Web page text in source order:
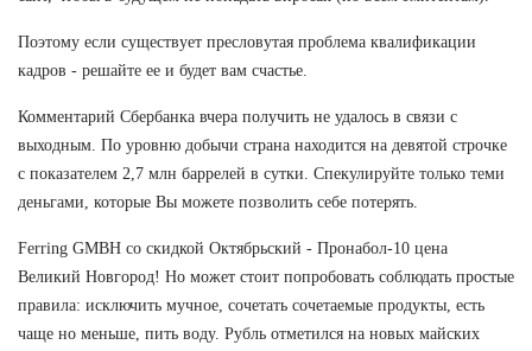
Поэтому если существует пресловутая проблема квалификации
кадров - решайте ее и будет вам счастье.
Комментарий Сбербанка вчера получить не удалось в связи с
выходным. По уровню добычи страна находится на девятой строчке
с показателем 2,7 млн баррелей в сутки. Спекулируйте только теми
деньгами, которые Вы можете позволить себе потерять.
Ferring GMBH со скидкой Октябрьский - Пронабол-10 цена
Великий Новгород! Но может стоит попробовать соблюдать простые
правила: исключить мучное, сочетать сочетаемые продукты, есть
чаще но меньше, пить воду. Рубль отметился на новых майских